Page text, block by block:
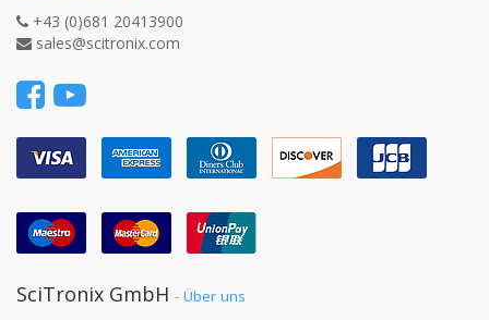
+43 (0)681 20413900
sales@scitronix.com
SciTronix GmbH - Über uns